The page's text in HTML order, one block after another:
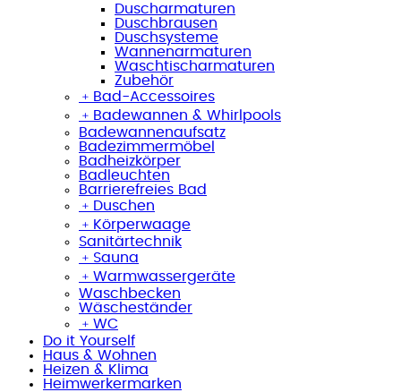
Duscharmaturen
Duschbrausen
Duschsysteme
Wannenarmaturen
Waschtischarmaturen
Zubehör
﹢ Bad-Accessoires
﹢ Badewannen & Whirlpools
Badewannenaufsatz
Badezimmermöbel
Badheizkörper
Badleuchten
Barrierefreies Bad
﹢ Duschen
﹢ Körperwaage
Sanitärtechnik
﹢ Sauna
﹢ Warmwassergeräte
Waschbecken
Wäscheständer
﹢ WC
Do it Yourself
Haus & Wohnen
Heizen & Klima
Heimwerkermarken